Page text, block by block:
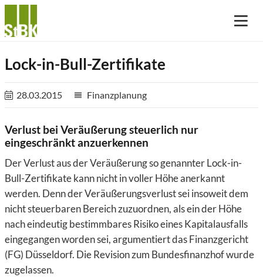
Lock-in-Bull-Zertifikate
28.03.2015 reorder Finanzplanung
Verlust bei Veräußerung steuerlich nur
eingeschränkt anzuerkennen
Der Verlust aus der Veräußerung so genannter Lock-in-
Bull-Zertifikate kann nicht in voller Höhe anerkannt
werden. Denn der Veräußerungsverlust sei insoweit dem
nicht steuerbaren Bereich zuzuordnen, als ein der Höhe
nach eindeutig bestimmbares Risiko eines Kapitalausfalls
eingegangen worden sei, argumentiert das Finanzgericht
(FG) Düsseldorf. Die Revision zum Bundesfinanzhof wurde
zugelassen.